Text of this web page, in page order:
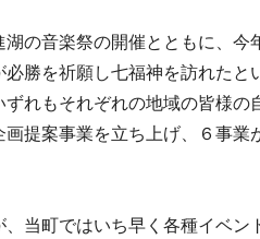
の音楽祭の開催とともに、今
勝を祈願し七福神を訪れたと
れもそれぞれの地域の皆様の
提案事業を立ち上げ、６事業
当町ではいち早く各種イベン